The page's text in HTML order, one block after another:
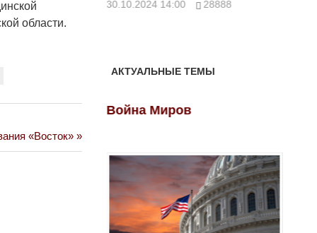
области.
«Восток»
28888
АКТУАЛЬНЫЕ ТЕМЫ
Война Миров